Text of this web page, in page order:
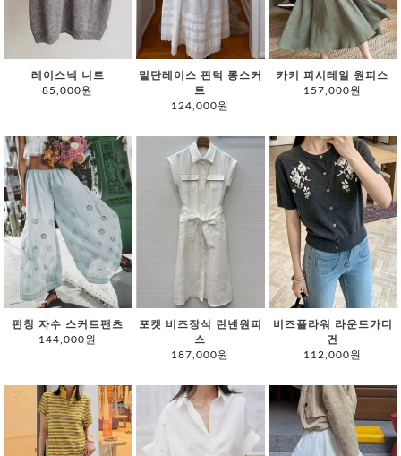
레이스넥 니트
85,000원
밑단레이스 핀턱 롱스커
트
124,000원
카키 피시테일 원피스
157,000원
펀칭 자수 스커트팬츠
144,000원
포켓 비즈장식 린넨원피
스
187,000원
비즈플라워 라운드가디
건
112,000원